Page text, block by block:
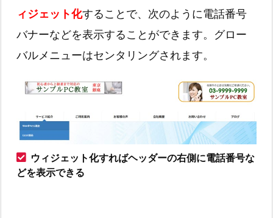
ィジェット化することで、次のように電話番号
バナーなどを表示することができます。グロー
バルメニューはセンタリングされます。
ウィジェット化すればヘッダーの右側に電話番号な
どを表示できる